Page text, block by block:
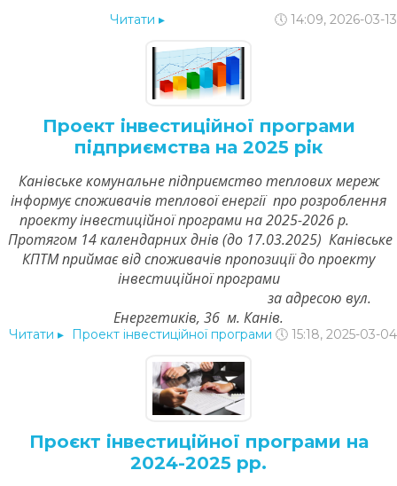
Читати ▸ 🕔 14:09, 2026-03-13
Проект інвестиційної програми
підприємства на 2025 рік
Канівське комунальне підприємство теплових мереж
інформує споживачів теплової енергії про розроблення
проекту інвестиційної програми на 2025-2026 р.
Протягом 14 календарних днів (до 17.03.2025) Канівське
КПТМ приймає від споживачів пропозиції до проекту
інвестиційної програми
за адресою вул.
Енергетиків, 36 м. Канів.
Читати ▸ Проект інвестиційної програми 🕔 15:18, 2025-03-04
Проєкт інвестиційної програми на
2024-2025 рр.